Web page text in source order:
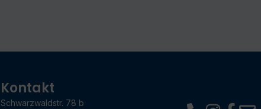
Kontakt
Schwarzwaldstr. 78 b